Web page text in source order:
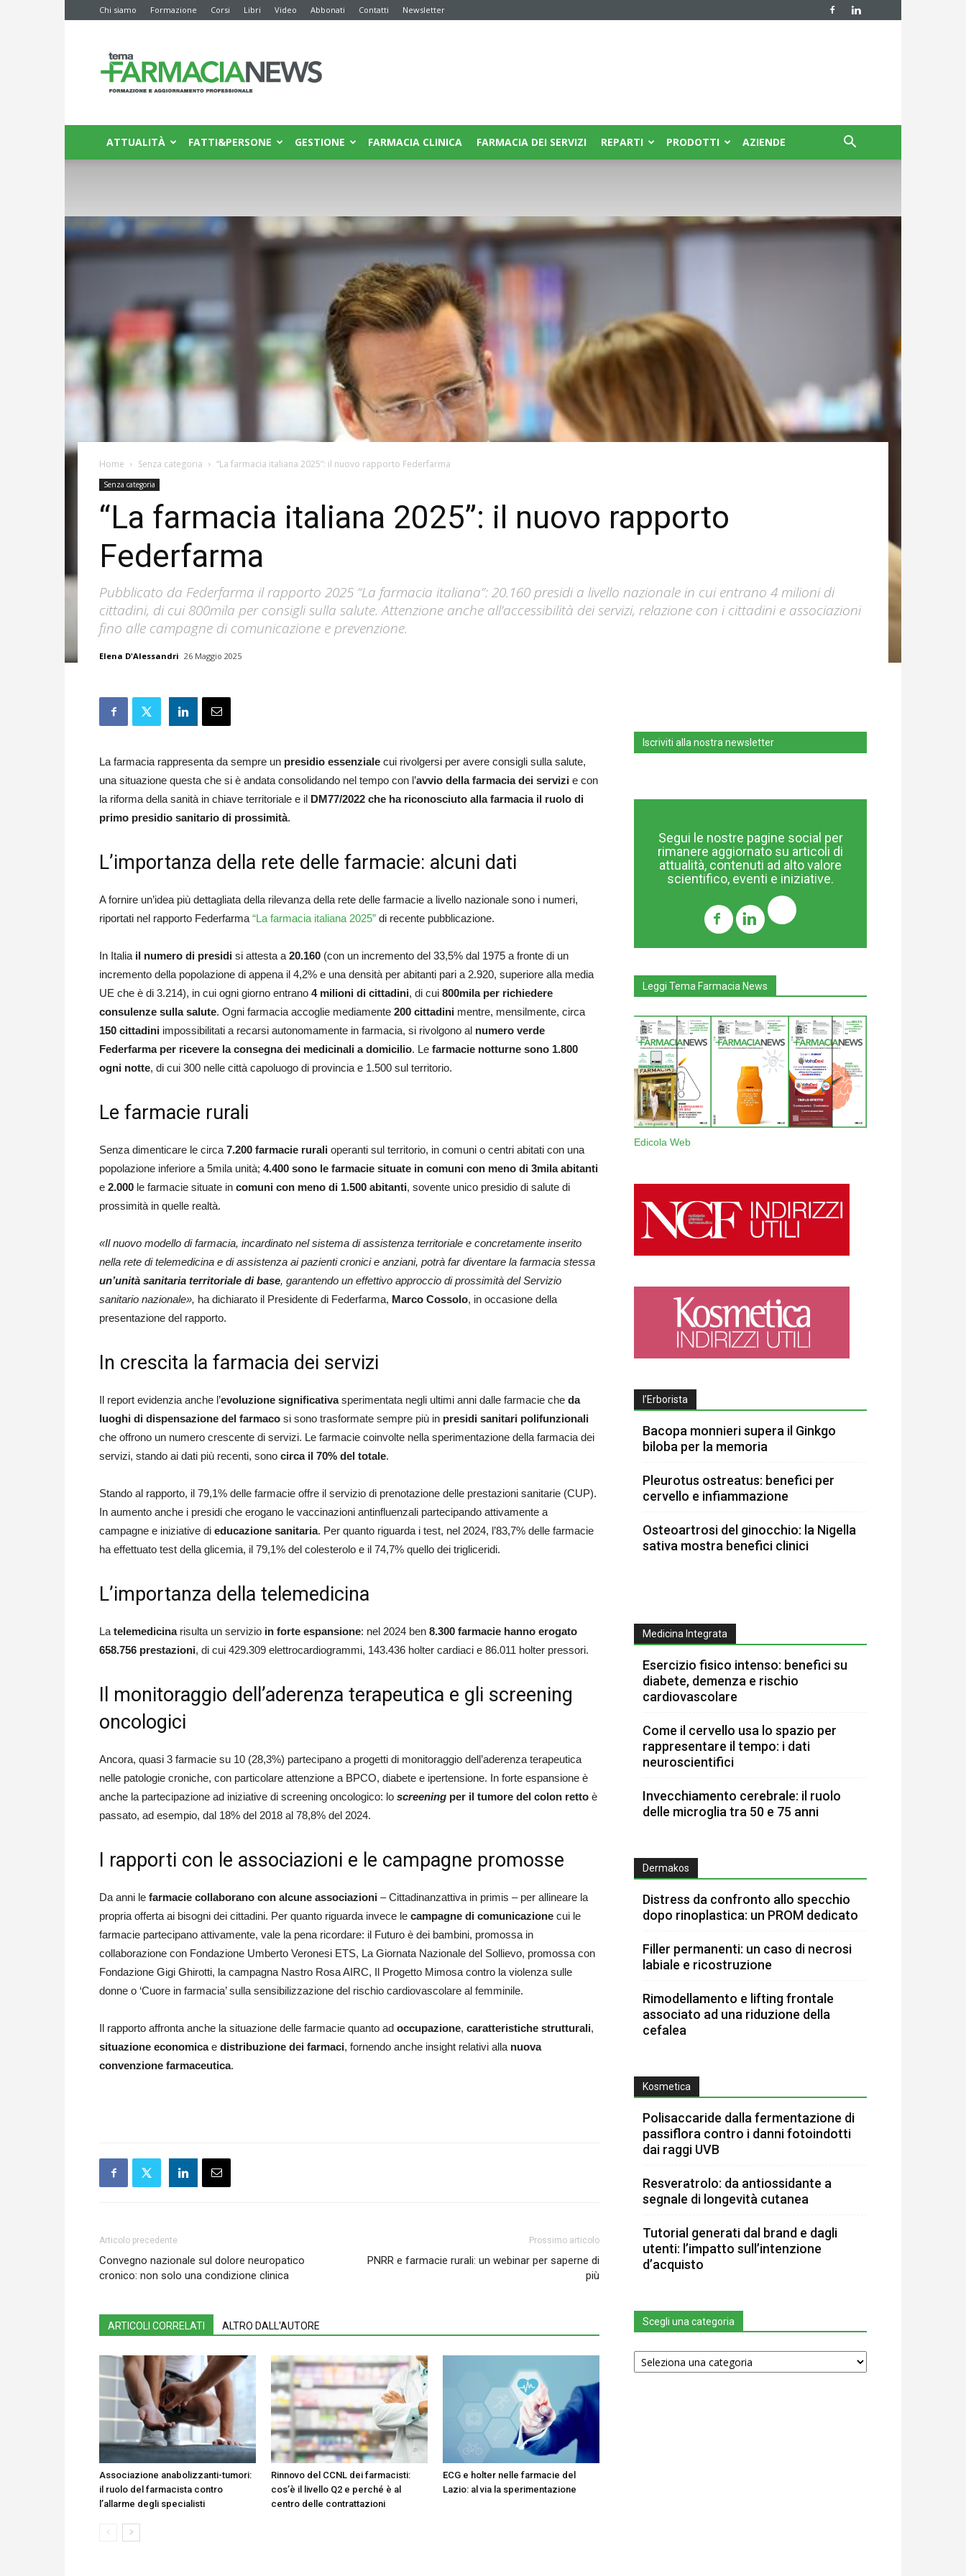
Chi siamo Formazione Corsi Libri Video Abbonati Contatti Newsletter
News
ATTUALITÀ FATTI&PERSONE GESTIONE FARMACIA CLINICA FARMACIA DEI SERVIZI REPARTI PRODOTTI AZIENDE
Home Senza categoria “La farmacia italiana 2025”: il nuovo rapporto Federfarma
Senza categoria
“La farmacia italiana 2025”: il nuovo rapporto
Federfarma
Pubblicato da Federfarma il rapporto 2025 “La farmacia italiana”: 20.160 presidi a livello nazionale in cui entrano 4 milioni di
cittadini, di cui 800mila per consigli sulla salute. Attenzione anche all’accessibilità dei servizi, relazione con i cittadini e associazioni
fino alle campagne di comunicazione e prevenzione.
Elena D'Alessandri 26 Maggio 2025
La farmacia rappresenta da sempre un presidio essenziale cui rivolgersi per avere consigli sulla salute,
una situazione questa che si è andata consolidando nel tempo con l’avvio della farmacia dei servizi e con
la riforma della sanità in chiave territoriale e il DM77/2022 che ha riconosciuto alla farmacia il ruolo di
primo presidio sanitario di prossimità.
L’importanza della rete delle farmacie: alcuni dati
A fornire un’idea più dettagliata della rilevanza della rete delle farmacie a livello nazionale sono i numeri,
riportati nel rapporto Federfarma “La farmacia italiana 2025” di recente pubblicazione.
In Italia il numero di presidi si attesta a 20.160 (con un incremento del 33,5% dal 1975 a fronte di un
incremento della popolazione di appena il 4,2% e una densità per abitanti pari a 2.920, superiore alla media
UE che è di 3.214), in cui ogni giorno entrano 4 milioni di cittadini, di cui 800mila per richiedere
consulenze sulla salute. Ogni farmacia accoglie mediamente 200 cittadini mentre, mensilmente, circa
150 cittadini impossibilitati a recarsi autonomamente in farmacia, si rivolgono al numero verde
Federfarma per ricevere la consegna dei medicinali a domicilio. Le farmacie notturne sono 1.800
ogni notte, di cui 300 nelle città capoluogo di provincia e 1.500 sul territorio.
Le farmacie rurali
Senza dimenticare le circa 7.200 farmacie rurali operanti sul territorio, in comuni o centri abitati con una
popolazione inferiore a 5mila unità; 4.400 sono le farmacie situate in comuni con meno di 3mila abitanti
e 2.000 le farmacie situate in comuni con meno di 1.500 abitanti, sovente unico presidio di salute di
prossimità in quelle realtà.
«Il nuovo modello di farmacia, incardinato nel sistema di assistenza territoriale e concretamente inserito
nella rete di telemedicina e di assistenza ai pazienti cronici e anziani, potrà far diventare la farmacia stessa
un’unità sanitaria territoriale di base, garantendo un effettivo approccio di prossimità del Servizio
sanitario nazionale», ha dichiarato il Presidente di Federfarma, Marco Cossolo, in occasione della
presentazione del rapporto.
In crescita la farmacia dei servizi
Il report evidenzia anche l’evoluzione significativasperimentata negli ultimi anni dalle farmacie che da
luoghi di dispensazione del farmaco si sono trasformate sempre più in presidi sanitari polifunzionali
che offrono un numero crescente di servizi. Le farmacie coinvolte nella sperimentazione della farmacia dei
servizi, stando ai dati più recenti, sono circa il 70% del totale.
Stando al rapporto, il 79,1% delle farmacie offre il servizio di prenotazione delle prestazioni sanitarie (CUP).
In aumento anche i presidi che erogano le vaccinazioni antinfluenzali partecipando attivamente a
campagne e iniziative di educazione sanitaria. Per quanto riguarda i test, nel 2024, l’83,7% delle farmacie
ha effettuato test della glicemia, il 79,1% del colesterolo e il 74,7% quello dei trigliceridi.
L’importanza della telemedicina
La telemedicinarisulta un servizio in forte espansione: nel 2024 ben 8.300 farmacie hanno erogato
658.756 prestazioni, di cui 429.309 elettrocardiogrammi, 143.436 holter cardiaci e 86.011 holter pressori.
Il monitoraggio dell’aderenza terapeutica e gli screening
oncologici
Ancora, quasi 3 farmacie su 10 (28,3%) partecipano a progetti di monitoraggio dell’aderenza terapeutica
nelle patologie croniche, con particolare attenzione a BPCO, diabete e ipertensione. In forte espansione è
anche la partecipazione ad iniziative di screening oncologico: lo screening per il tumore del colon retto è
passato, ad esempio, dal 18% del 2018 al 78,8% del 2024.
I rapporti con le associazioni e le campagne promosse
Da anni le farmacie collaborano con alcune associazioni – Cittadinanzattiva in primis – per allineare la
propria offerta ai bisogni dei cittadini. Per quanto riguarda invece le campagne di comunicazione cui le
farmacie partecipano attivamente, vale la pena ricordare: il Futuro è dei bambini, promossa in
collaborazione con Fondazione Umberto Veronesi ETS, La Giornata Nazionale del Sollievo, promossa con
Fondazione Gigi Ghirotti, la campagna Nastro Rosa AIRC, Il Progetto Mimosa contro la violenza sulle
donne o ‘Cuore in farmacia’ sulla sensibilizzazione del rischio cardiovascolare al femminile.
Il rapporto affronta anche la situazione delle farmacie quanto ad occupazione, caratteristiche strutturali,
situazione economicae distribuzione dei farmaci, fornendo anche insight relativi alla nuova
convenzione farmaceutica.
Articolo precedente
Convegno nazionale sul dolore neuropatico
cronico: non solo una condizione clinica
Prossimo articolo
PNRR e farmacie rurali: un webinar per saperne di
più
ARTICOLI CORRELATI ALTRO DALL'AUTORE
Associazione anabolizzanti-tumori:
il ruolo del farmacista contro
l’allarme degli specialisti
Rinnovo del CCNL dei farmacisti:
cos’è il livello Q2 e perché è al
centro delle contrattazioni
ECG e holter nelle farmacie del
Lazio: al via la sperimentazione
Iscriviti alla nostra newsletter
Segui le nostre pagine social per
rimanere aggiornato su articoli di
attualità, contenuti ad alto valore
scientifico, eventi e iniziative.
Leggi Tema Farmacia News
Edicola Web
l’Erborista
Bacopa monnieri supera il Ginkgo
biloba per la memoria
Pleurotus ostreatus: benefici per
cervello e infiammazione
Osteoartrosi del ginocchio: la Nigella
sativa mostra benefici clinici
Medicina Integrata
Esercizio fisico intenso: benefici su
diabete, demenza e rischio
cardiovascolare
Come il cervello usa lo spazio per
rappresentare il tempo: i dati
neuroscientifici
Invecchiamento cerebrale: il ruolo
delle microglia tra 50 e 75 anni
Dermakos
Distress da confronto allo specchio
dopo rinoplastica: un PROM dedicato
Filler permanenti: un caso di necrosi
labiale e ricostruzione
Rimodellamento e lifting frontale
associato ad una riduzione della
cefalea
Kosmetica
Polisaccaride dalla fermentazione di
passiflora contro i danni fotoindotti
dai raggi UVB
Resveratrolo: da antiossidante a
segnale di longevità cutanea
Tutorial generati dal brand e dagli
utenti: l’impatto sull’intenzione
d’acquisto
Scegli una categoria
Scegli
una